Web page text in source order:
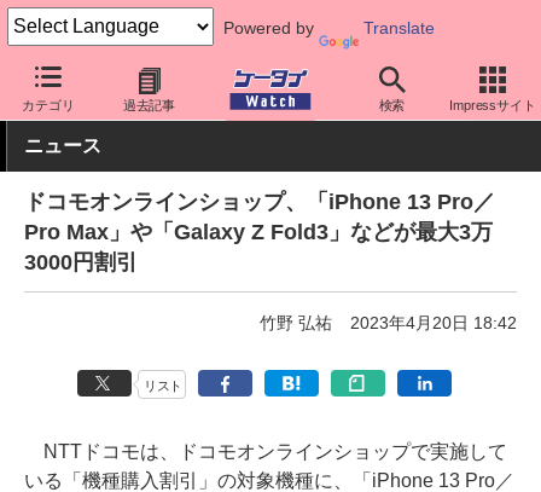
Powered by Translate
カテゴリ 過去記事 検索 Impressサイト
ケータイ Watch キャリア ドコモ 料金プラン・割引
ニュース
ドコモオンラインショップ、「iPhone 13 Pro／
Pro Max」や「Galaxy Z Fold3」などが最大3万
3000円割引
竹野 弘祐 2023年4月20日 18:42
リスト
NTTドコモは、ドコモオンラインショップで実施して
いる「機種購入割引」の対象機種に、「iPhone 13 Pro／